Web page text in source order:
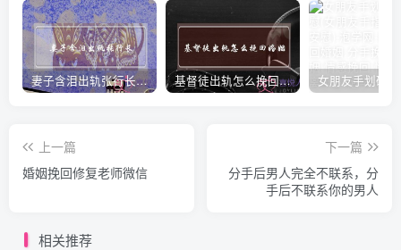
妻子含泪出轨张行长 她说全都是因为家中 基督徒出轨怎么挽回婚姻(基督徒面对出轨婚姻)
上一篇
婚姻挽回修复老师微信
下一篇
分手后男人完全不联系，分
手后不联系你的男人
相关推荐